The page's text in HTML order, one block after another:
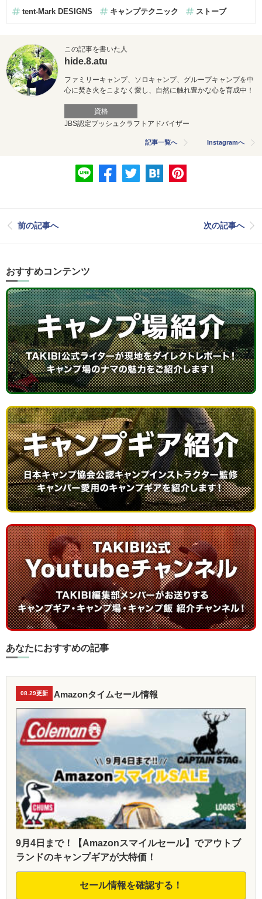
tent-Mark DESIGNS キャンプテクニック ストーブ
この記事を書いた人
hide.8.atu
ファミリーキャンプ、ソロキャンプ、グループキャンプを中
心に焚き火をこよなく愛し、自然に触れ豊かな心を育成中！
資格
JBS認定ブッシュクラフトアドバイザー
記事一覧へ Instagramへ
前の記事へ 次の記事へ
おすすめコンテンツ
あなたにおすすめの記事
08.29更新 Amazonタイムセール情報
9月4日まで！【Amazonスマイルセール】でアウトブ
ランドのキャンプギアが大特価！
セール情報を確認する！